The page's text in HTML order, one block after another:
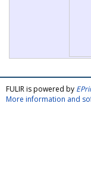
FULIR is powered by
More information and